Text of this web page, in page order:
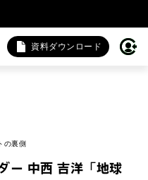
資料ダウンロード
の裏側
ー 中西 吉洋「地球
お問い合わせは以下のボタ